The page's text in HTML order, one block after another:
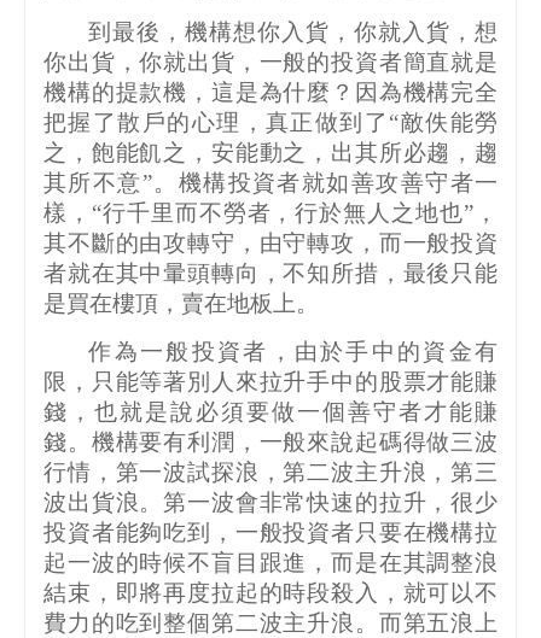
到最後，機構想你入貨，你就入貨，想
你出貨，你就出貨，一般的投資者簡直就是
機構的提款機，這是為什麼？因為機構完全
把握了散戶的心理，真正做到了“敵佚能勞
之，飽能飢之，安能動之，出其所必趨，趨
其所不意”。機構投資者就如善攻善守者一
樣，“行千里而不勞者，行於無人之地也”，
其不斷的由攻轉守，由守轉攻，而一般投資
者就在其中暈頭轉向，不知所措，最後只能
是買在樓頂，賣在地板上。
作為一般投資者，由於手中的資金有
限，只能等著別人來拉升手中的股票才能賺
錢，也就是說必須要做一個善守者才能賺
錢。機構要有利潤，一般來說起碼得做三波
行情，第一波試探浪，第二波主升浪，第三
波出貨浪。第一波會非常快速的拉升，很少
投資者能夠吃到，一般投資者只要在機構拉
起一波的時候不盲目跟進，而是在其調整浪
結束，即將再度拉起的時段殺入，就可以不
費力的吃到整個第二波主升浪。而第五浪上